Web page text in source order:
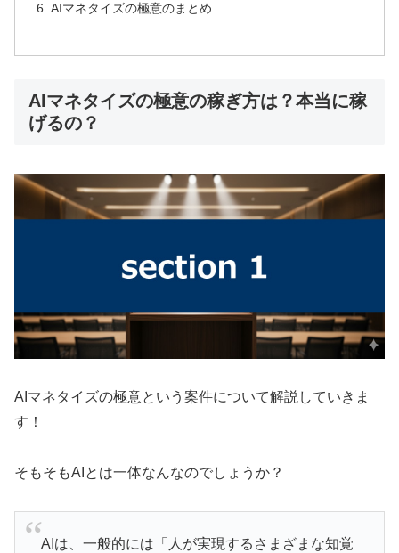
AIマネタイズの極意のまとめ
AIマネタイズの極意の稼ぎ方は？本当に稼
げるの？
AIマネタイズの極意という案件について解説していきま
す！
そもそもAIとは一体なんなのでしょうか？
AIは、一般的には「人が実現するさまざまな知覚